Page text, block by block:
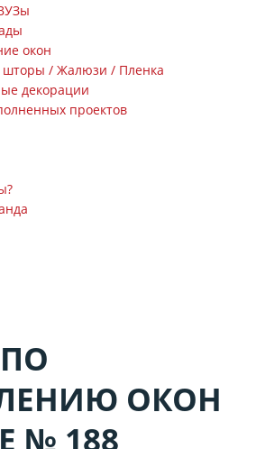
окон
шторы / Жалюзи / Пленка
декорации
проектов
ОКОН
№ 188